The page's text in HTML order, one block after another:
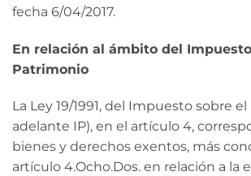
fecha 6/04/2017.
En relación al ámbito del
Patrimonio
La Ley 19/1991, del Impuesto sobre
adelante IP), en el artículo 4,
bienes y derechos exentos, más
artículo 4.Ocho.Dos. en relación a la